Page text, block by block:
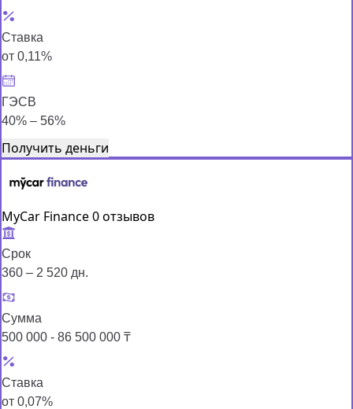
Ставка
от 0,11%
ГЭСВ
40% – 56%
Получить деньги
MyCar Finance0 отзывов
Срок
360 – 2 520 дн.
Сумма
500 000 - 86 500 000 ₸
Ставка
от 0,07%